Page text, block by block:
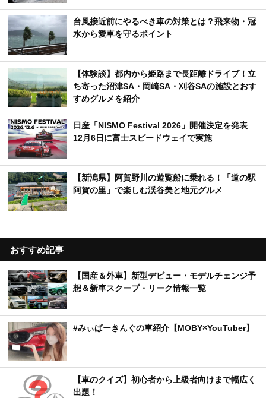
台風接近前にやるべき車の対策とは？飛来物・冠
水から愛車を守るポイント
【体験談】都内から姫路まで長距離ドライブ！立
ち寄った沼津SA・岡崎SA・刈谷SAの施設とおす
すめグルメを紹介
日産「NISMO Festival 2026」開催決定を発表
12月6日に富士スピードウェイで実施
【新潟県】阿賀野川の遊覧船に乗れる！「道の駅
阿賀の里」で楽しむ渓谷美と地元グルメ
おすすめ記事
【国産＆外車】新型デビュー・モデルチェンジ予
想＆新車スクープ・リーク情報一覧
#みぃぱーきんぐの車紹介【MOBY×YouTuber】
【車のクイズ】初心者から上級者向けまで幅広く
出題！